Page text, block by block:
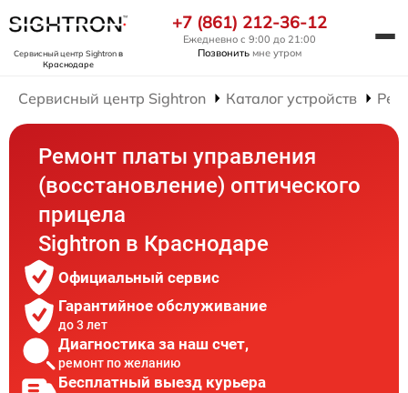
Сервисный центр Sightronв
Краснодаре
+7 (861) 212-36-12
Ежедневно с 9:00 до 21:00
Позвонить мне утром
Сервисный центр Sightron Каталог устройств
Ремонт платы управления
(восстановление) оптического
прицела
Sightron в Краснодаре
Официальный сервис
Гарантийное обслуживание
до 3 лет
Диагностика за наш счет,
ремонт по желанию
Бесплатный выезд курьера